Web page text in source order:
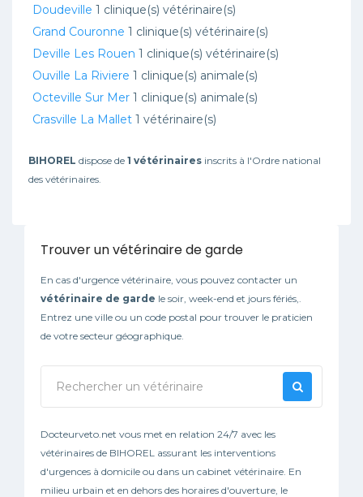
Doudeville 1 clinique(s) vétérinaire(s)
Grand Couronne 1 clinique(s) vétérinaire(s)
Deville Les Rouen 1 clinique(s) vétérinaire(s)
Ouville La Riviere 1 clinique(s) animale(s)
Octeville Sur Mer 1 clinique(s) animale(s)
Crasville La Mallet 1 vétérinaire(s)
BIHOREL dispose de 1 vétérinaires inscrits à l'Ordre national
des vétérinaires.
Trouver un vétérinaire de garde
En cas d'urgence vétérinaire, vous pouvez contacter un
vétérinaire de garde le soir, week-end et jours fériés,.
Entrez une ville ou un code postal pour trouver le praticien
de votre secteur géographique.
Docteurveto.net vous met en relation 24/7 avec les
vétérinaires de BIHOREL assurant les interventions
d'urgences à domicile ou dans un cabinet vétérinaire. En
milieu urbain et en dehors des horaires d'ouverture, le